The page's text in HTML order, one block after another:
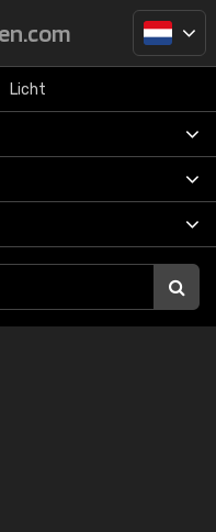
Licht